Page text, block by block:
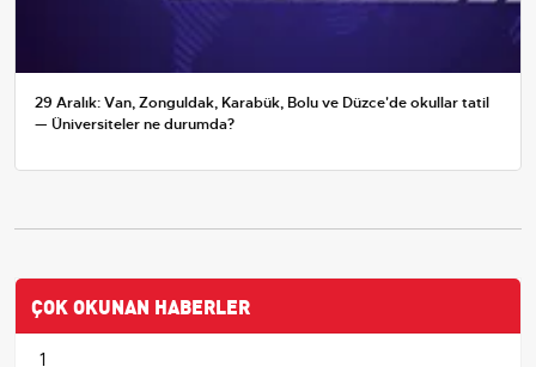
29 Aralık: Van, Zonguldak, Karabük, Bolu ve Düzce'de okullar tatil
— Üniversiteler ne durumda?
ÇOK OKUNAN HABERLER
1